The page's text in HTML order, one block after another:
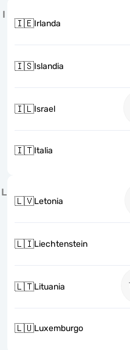
I
🇮🇪Irlanda
🇮🇸Islandia
🇮🇱Israel
🇮🇹Italia
L
🇱🇻Letonia
🇱🇮Liechtenstein
🇱🇹Lituania
🇱🇺Luxemburgo